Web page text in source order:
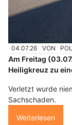
04.07.26 VON
Am Freitag
Heiligkreuz zu
Verletzt wurde
Sachschaden.
Weiterlesen